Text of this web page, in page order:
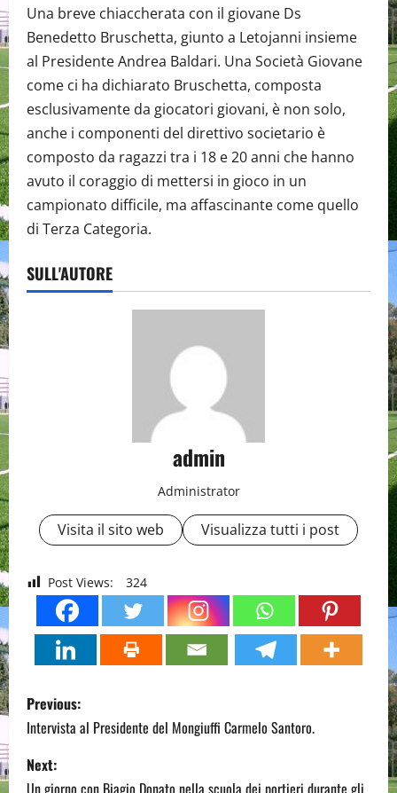
Una breve chiaccherata con il giovane Ds
Benedetto Bruschetta, giunto a Letojanni insieme
al Presidente Andrea Baldari. Una Società Giovane
come ci ha dichiarato Bruschetta, composta
esclusivamente da giocatori giovani, è non solo,
anche i componenti del direttivo societario è
composto da ragazzi tra i 18 e 20 anni che hanno
avuto il coraggio di mettersi in gioco in un
campionato difficile, ma affascinante come quello
di Terza Categoria.
SULL'AUTORE
admin
Administrator
Visita il sito web Visualizza tutti i post
Post Views: 324
P
o
s
Previous:
Intervista al Presidente del Mongiuffi Carmelo Santoro.
Next:
Un giorno con Biagio Donato nella scuola dei portieri durante gli